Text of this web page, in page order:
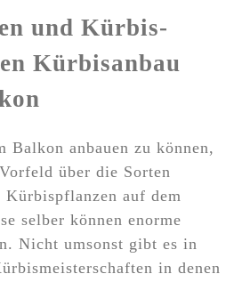
und Kürbis-
Kürbisanbau
Balkon anbauen zu können,
über die Sorten
Kürbispflanzen auf dem
selber können enorme
Nicht umsonst gibt es in
in denen